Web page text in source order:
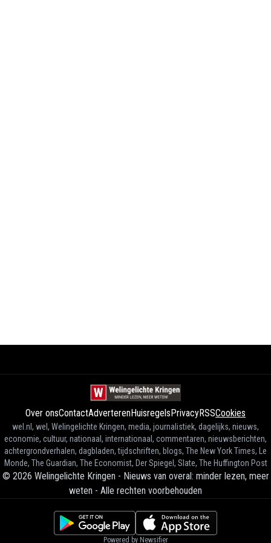
Over onsContactAdverterenHuisregels PrivacyRSSCookies
wel.nl, wel, Welingelichte Kringen, media, journalistiek, dagelijks, nieuws,
economie, cultuur, nationaal, internationaal, commentaren, nieuwsberichten,
achtergrondverhalen, dagbladen, tijdschriften, blogs, The New York Times, Le
Monde, The Guardian, The Economist, Der Spiegel, Slate, The Huffington Post
© 2026 Welingelichte Kringen - Nieuws van overal: minder lezen, meer
weten - Alle rechten voorbehouden
Powered by Newsifier